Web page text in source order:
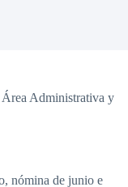
Área Administrativa y
nómina de junio e